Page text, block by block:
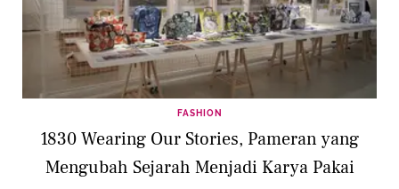
FASHION
1830 Wearing Our Stories, Pameran yang
Mengubah Sejarah Menjadi Karya Pakai